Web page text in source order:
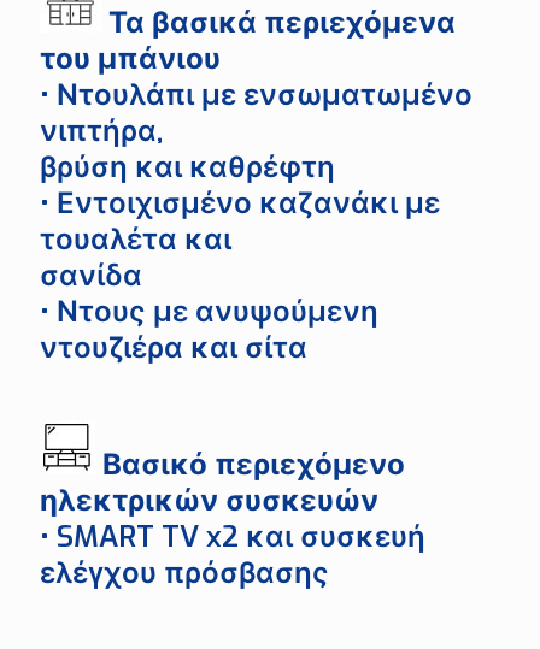
Τα βασικά περιεχόμενα
του μπάνιου
• Ντουλάπι με ενσωματωμένο
νιπτήρα,
βρύση και καθρέφτη
• Εντοιχισμένο καζανάκι με
τουαλέτα και
σανίδα
• Ντους με ανυψούμενη
ντουζιέρα και σίτα
Βασικό περιεχόμενο
ηλεκτρικών συσκευών
• SMART TV x2 και συσκευή
ελέγχου πρόσβασης